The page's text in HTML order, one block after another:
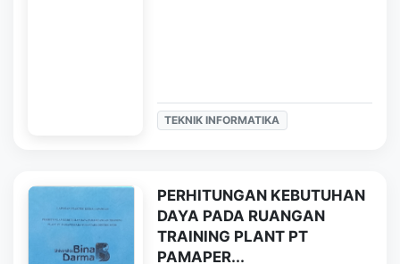
TEKNIK INFORMATIKA
PERHITUNGAN KEBUTUHAN
DAYA PADA RUANGAN
TRAINING PLANT PT
PAMAPER...